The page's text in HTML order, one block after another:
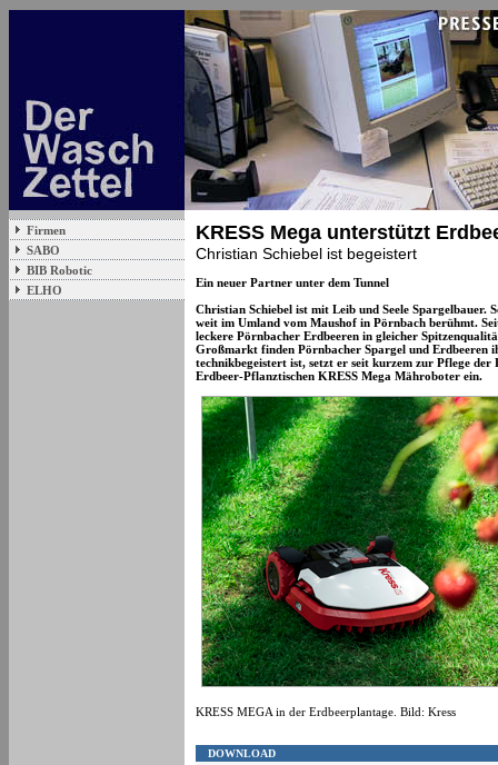
Firmen
SABO
BIB Robotic
ELHO
KRESS Mega unterstützt
Christian Schiebel ist begeistert
Ein neuer Partner unter dem Tunnel
Christian Schiebel ist mit Leib und Seele Spargelbauer.
weit im Umland vom Maushof in Pörnbach berühmt.
leckere Pörnbacher Erdbeeren in gleicher
Großmarkt finden Pörnbacher Spargel und Erdbeeren
technikbegeistert ist, setzt er seit kurzem zur Pflege der
Erdbeer-Pflanztischen KRESS Mega Mähroboter ein.
KRESS MEGA in der Erdbeerplantage. Bild: Kress
DOWNLOAD